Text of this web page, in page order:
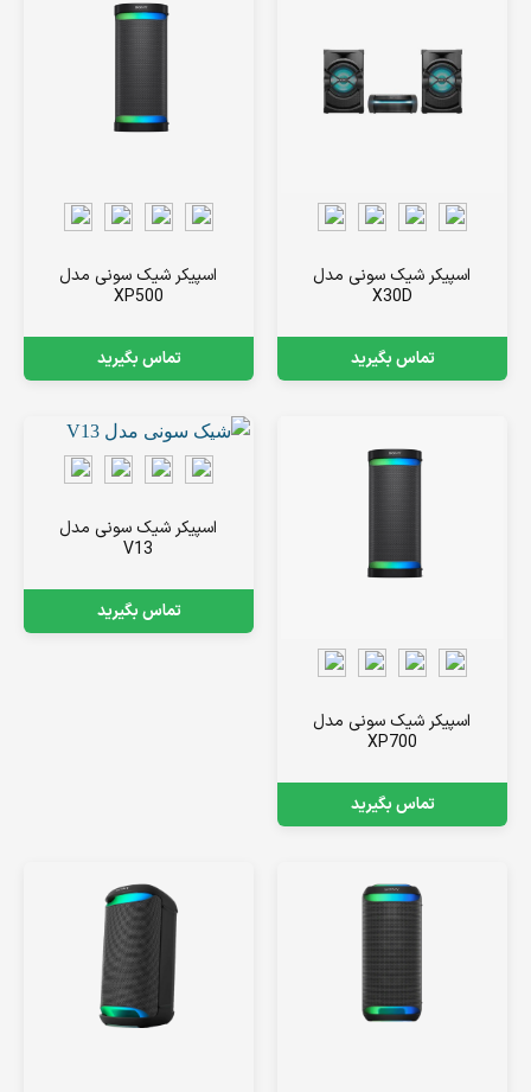
اسپیکر شیک سونی مدل
X30D
تماس بگیرید
اسپیکر شیک سونی مدل
XP500
تماس بگیرید
اسپیکر شیک سونی مدل
XP700
تماس بگیرید
اسپیکر شیک سونی مدل
V13
تماس بگیرید